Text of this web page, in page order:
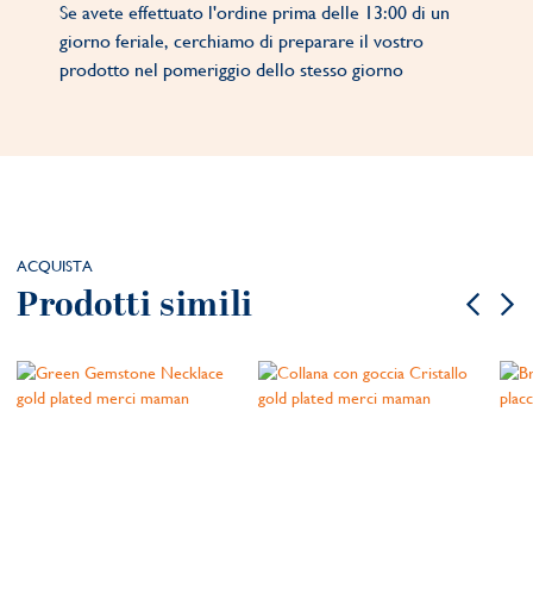
Se avete effettuato l'ordine prima delle 13:00 di un
giorno feriale, cerchiamo di preparare il vostro
prodotto nel pomeriggio dello stesso giorno
ACQUISTA
Prodotti simili